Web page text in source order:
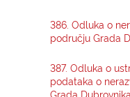
386. Odluka o
području Grada
387. Odluka o
podataka o
Grada Dubrovnika